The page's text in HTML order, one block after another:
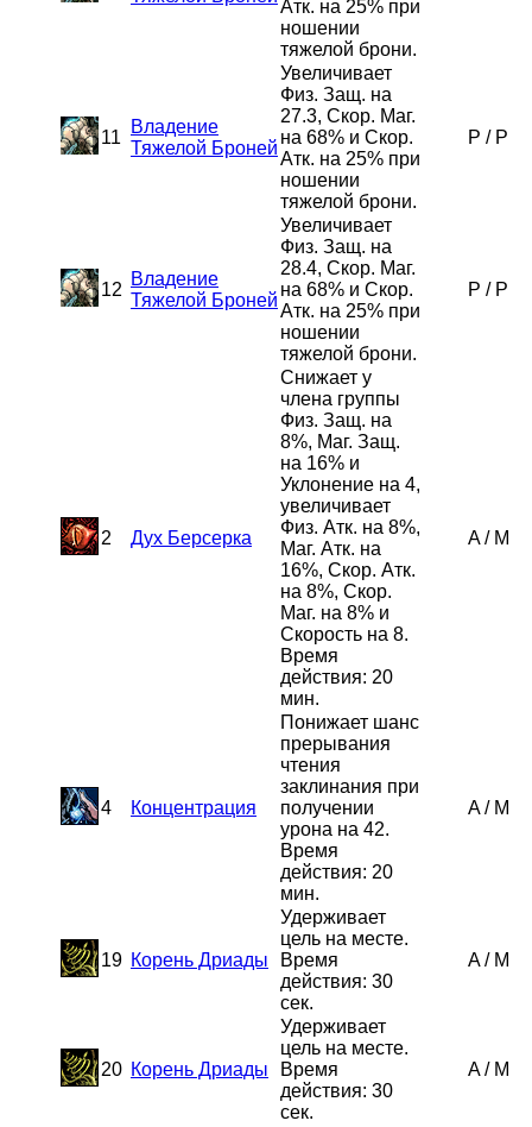
Атк. на 25% при
ношении
тяжелой брони.
11
Владение
Тяжелой Броней
Увеличивает
Физ. Защ. на
27.3, Скор. Маг.
на 68% и Скор.
Атк. на 25% при
ношении
тяжелой брони.
P / P
12
Владение
Тяжелой Броней
Увеличивает
Физ. Защ. на
28.4, Скор. Маг.
на 68% и Скор.
Атк. на 25% при
ношении
тяжелой брони.
P / P
2 Дух Берсерка
Снижает у
члена группы
Физ. Защ. на
8%, Маг. Защ.
на 16% и
Уклонение на 4,
увеличивает
Физ. Атк. на 8%,
Маг. Атк. на
16%, Скор. Атк.
на 8%, Скор.
Маг. на 8% и
Скорость на 8.
Время
действия: 20
мин.
A/ M
4 Концентрация
Понижает шанс
прерывания
чтения
заклинания при
получении
урона на 42.
Время
действия: 20
мин.
A/ M
19 Корень Дриады
Удерживает
цель на месте.
Время
действия: 30
сек.
A/ M
20 Корень Дриады
Удерживает
цель на месте.
Время
действия: 30
сек.
A/ M